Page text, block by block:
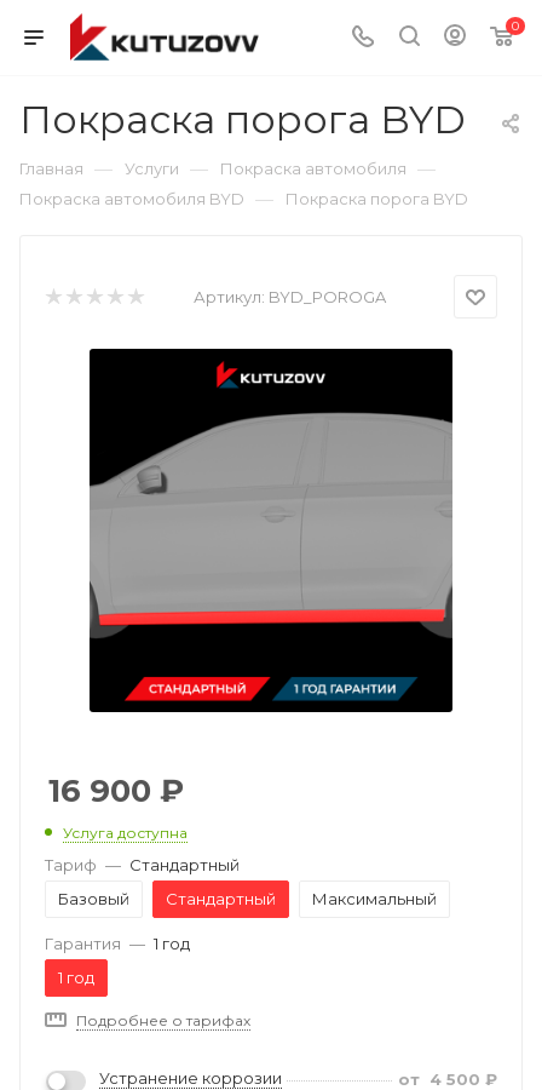
0
Покраска порога BYD
Главная — Услуги — Покраска автомобиля —
Покраска автомобиля BYD — Покраска порога BYD
Артикул: BYD_POROGA
16 900 ₽
Услуга доступна
Тариф — Стандартный
Базовый
Стандартный Максимальный
Гарантия — 1 год
1 год
Подробнее о тарифах
Устранение коррозии от 4 500 ₽